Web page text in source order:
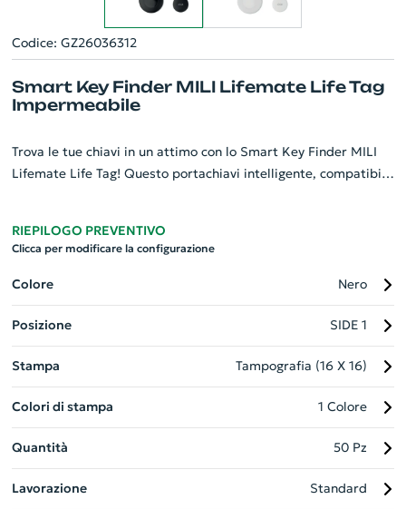
Codice: GZ26036312
Smart Key Finder MILI Lifemate Life Tag
Impermeabile
Trova le tue chiavi in un attimo con lo Smart Key Finder MILI
Lifemate Life Tag! Questo portachiavi intelligente, compatibile
cinturino e anello aggiuntivo, il Life Tag si distingue per il suo
e spruzzi. Non lasciarti più sfuggire i tuoi oggetti: rendi la tua
vita quotidiana più semplice e organizzata!
RIEPILOGO PREVENTIVO
Clicca per modificare la configurazione
Colore Nero
Posizione SIDE 1
Stampa Tampografia (16 X 16)
Colori di stampa 1 Colore
Quantità 50 Pz
Lavorazione Standard